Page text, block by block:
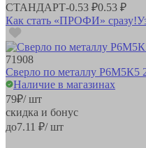
СТАНДАРТ-0.53 ₽0.53 ₽
Как стать «ПРОФИ» сразу!
71908
Сверло по металлу Р6М5К5
Наличие в магазинах
79₽/ шт
скидка и бонус
до7.11 ₽/ шт